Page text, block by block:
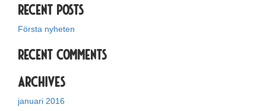
Recent Posts
Första nyheten
Recent Comments
Archives
januari 2016